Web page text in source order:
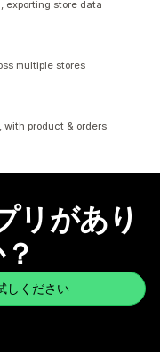
exporting store data
multiple stores
with product & orders
リがあり
しください